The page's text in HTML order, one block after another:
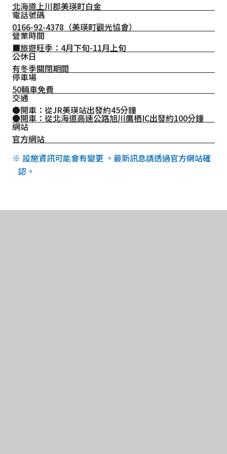
北海道上川郡美瑛町白金
電話號碼
0166-92-4378 （美瑛町觀光協會）
營業時間
■旅遊旺季：4月下旬-11月上旬
公休日
有冬季關閉期間
停車場
50輛車免費
交通
●開車：從JR美瑛站出發約45分鐘
●開車：從北海道高速公路旭川鷹栖IC出發約100分鐘
網站
官方網站
※ 設施資訊可能會有變更 。最新訊息請透過官方網站確
認。